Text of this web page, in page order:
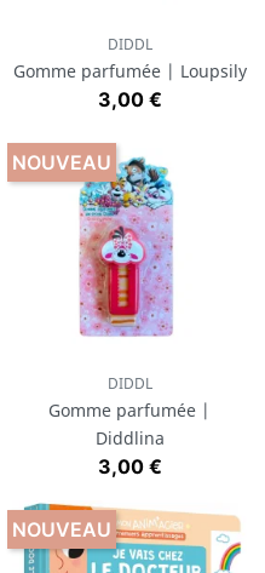
DIDDL
Gomme parfumée | Loupsily
Prix
3,00 €
DIDDL
Gomme parfumée |
Diddlina
Prix
3,00 €
NOUVEAU
NOUVEAU